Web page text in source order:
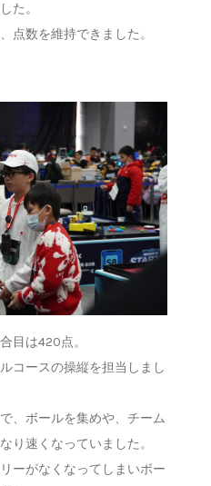
た。
点数を維持できました。
目は420点。
コースの操縦を担当しまし
、ボールを集めや、チーム
り速くなっていました。
ーがなくなってしまいボー